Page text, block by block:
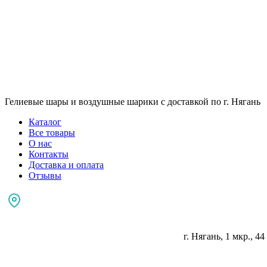
Гелиевые шары и воздушные шарики с доставкой по г. Нягань
Каталог
Все товары
О нас
Контакты
Доставка и оплата
Отзывы
г. Нягань, 1 мкр., 44